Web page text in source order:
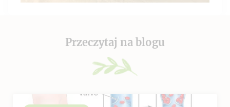
Przeczytaj na blogu